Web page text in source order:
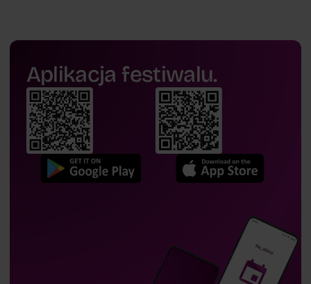
Michał Misiak
Aplikacja festiwalu.